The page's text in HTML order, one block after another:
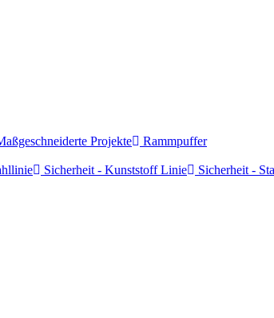
Projekte
Rammpuffer
Sicherheit - Kunststoff Linie Sicherheit -